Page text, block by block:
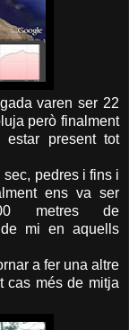
varen ser 22
però finalment
present tot
sec, pedres i fins i
ens va ser
metres de
de mi en aquells
a fer una altre
cas més de mitja